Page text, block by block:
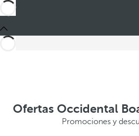
Ofertas Occidental
Promociones y